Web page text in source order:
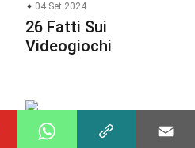
04 Set 2024
26 Fatti Sui
Videogiochi